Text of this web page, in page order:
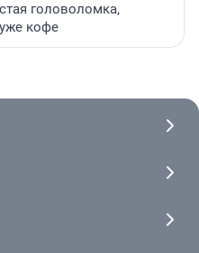
головоломка,
кофе